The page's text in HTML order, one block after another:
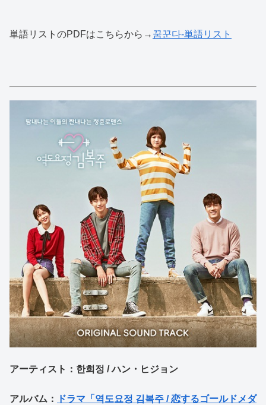
単語リストのPDFはこちらから→ 꿈꾼다-単語リスト
アーティスト：한희정 / ハン・ヒジョン
アルバム：
ドラマ「역도요정 김복주 / 恋するゴールドメダ